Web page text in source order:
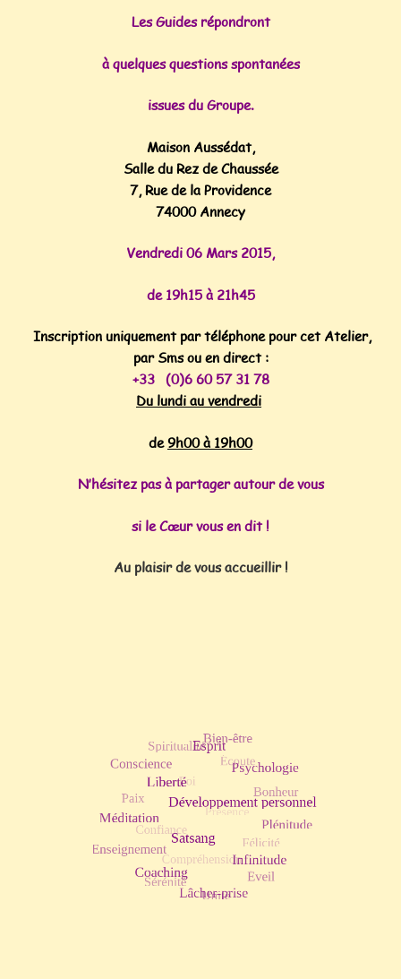
Les Guides répondront
à quelques questions spontanées
issues du Groupe.
Maison Aussédat,
Salle du Rez de Chaussée
7, Rue de la Providence
74000 Annecy
Vendredi 06 Mars 2015,
de 19h15 à 21h45
Inscription uniquement par téléphone pour cet Atelier,
par Sms ou en direct :
+33 (0)6 60 57 31 78
Du lundi au vendredi
de9h00à 19h00
N’hésitez pas à partager autour de vous
si le Cœur vous en dit !
Au plaisir de vous accueillir !